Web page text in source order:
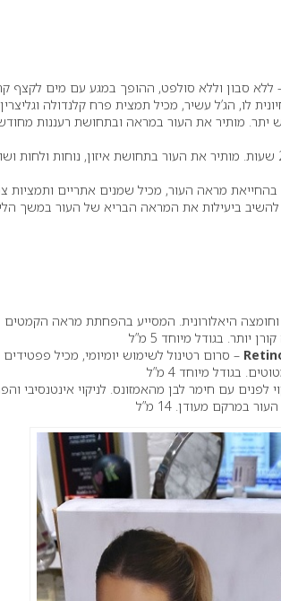
ללא סבון וללא סולפט, ההופך במגע עם מים לקצף
לו, הג’ל עשיר, מכיל תמצית פרח קלנדולה
יתר. מותיר את העור במראה ובתחושת רעננות
–מעניק לעור לחות עד 24 שעות. מותיר את העור בתחושת איזון, נוחות ולחות
בהחייאת מראה העור, מכיל שמנים אתריים ותמציות
להשיב ביעילות את המראה הבריא של העור במשך
12.5% ויטמין סי וחומצה היאלורונית. המסייע בהפחתת מראה הקמטים
בגודל מיוחד 5 מ”ל
– סרום רטינול לשימוש יומיומי, מכיל פפטידים
בגודל מיוחד 4 מ”ל
לפנים עם חימר לבן מהאמזונס. לניקוי אינטנסיבי
מעודן. 14 מ”ל